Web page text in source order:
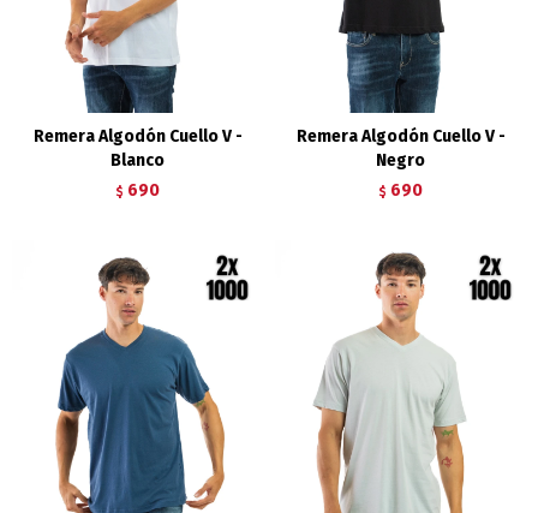
Remera Algodón Cuello V -
Blanco
$ 690
Remera Algodón Cuello V -
Negro
$ 690